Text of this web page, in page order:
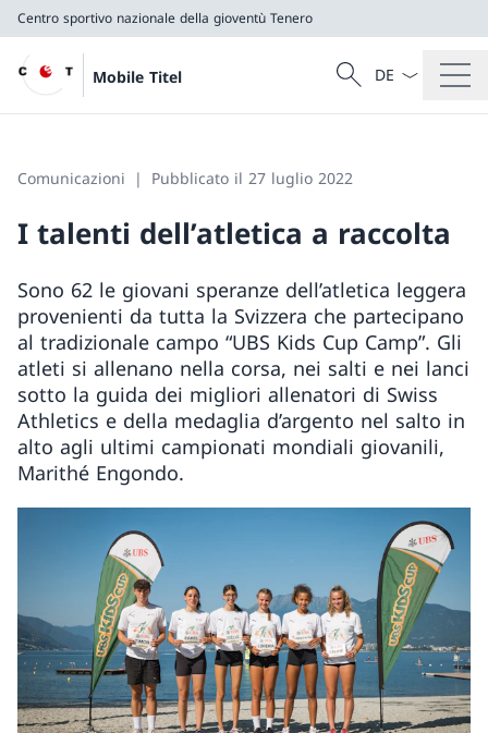
Centro sportivo nazionale della gioventù Tenero
Mobile Titel
Cercare
Ricerca
Dal menu a
Comunicazioni Pubblicato il 27 luglio 2022
I talenti dell’atletica a raccolta
Sono 62 le giovani speranze dell’atletica leggera
provenienti da tutta la Svizzera che partecipano
al tradizionale campo “UBS Kids Cup Camp”. Gli
atleti si allenano nella corsa, nei salti e nei lanci
sotto la guida dei migliori allenatori di Swiss
Athletics e della medaglia d’argento nel salto in
alto agli ultimi campionati mondiali giovanili,
Marithé Engondo.